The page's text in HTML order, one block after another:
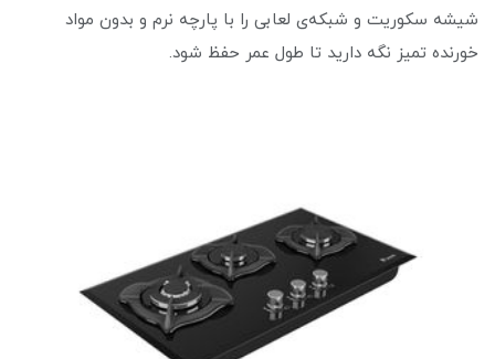
شیشه سکوریت و شبکه‌ی لعابی را با پارچه نرم و بدون مواد
خورنده تمیز نگه دارید تا طول عمر حفظ شود.